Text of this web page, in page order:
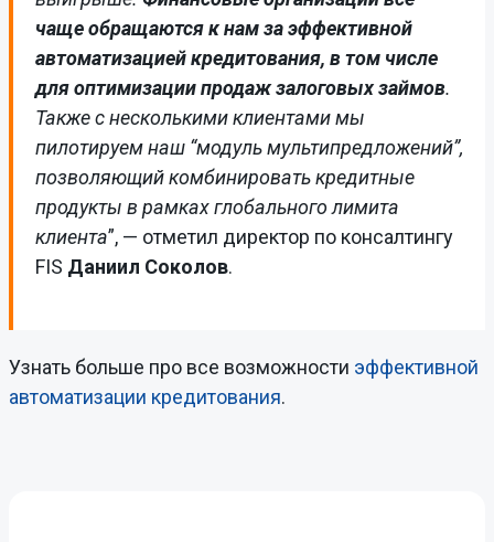
чаще обращаются к нам за эффективной
автоматизацией кредитования, в том числе
для оптимизации продаж залоговых займов.
Также с несколькими клиентами мы
пилотируем наш “модуль мультипредложений”,
позволяющий комбинировать кредитные
продукты в рамках глобального лимита
клиента”, — отметил директор по консалтингу
FIS Даниил Соколов.
Узнать больше про все возможности эффективной
автоматизации кредитования.